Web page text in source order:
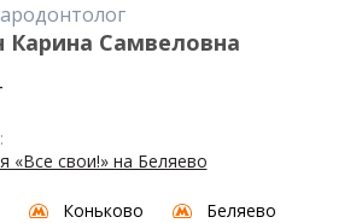
Карина Самвеловна
«Все свои!» на Беляево
Коньково Беляево